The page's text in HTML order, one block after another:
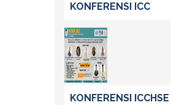
KONFERENSI ICC
KONFERENSI ICCHSE